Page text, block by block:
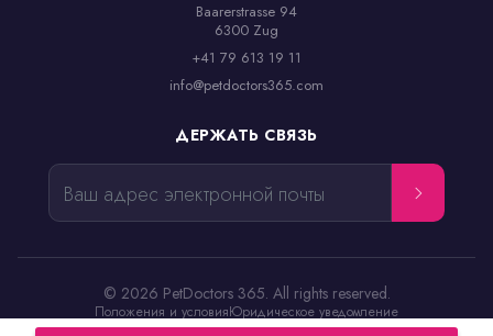
Baarerstrasse 94
6300 Zug
+41 79 613 19 11
info@petdoctors365.com
ДЕРЖАТЬ СВЯЗЬ
Ваш адрес электронной почты
© 2026 PetDoctors 365. All rights reserved.
Положения и условияЮридическое уведомление
Политика конфиденциальности